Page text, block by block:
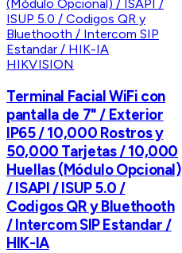
HIKVISION
Terminal Facial WiFi con
pantalla de 7" / Exterior
IP65 / 10,000 Rostros y
50,000 Tarjetas / 10,000
Huellas (Módulo Opcional)
/ ISAPI / ISUP 5.0 /
Codigos QR y Bluethooth
/ Intercom SIP Estandar /
HIK-IA